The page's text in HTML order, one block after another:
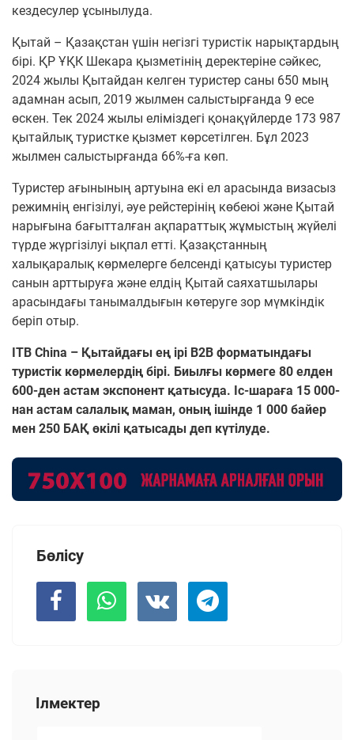
кездесулер ұсынылуда.
Қытай – Қазақстан үшін негізгі туристік нарықтардың
бірі. ҚР ҰҚК Шекара қызметінің деректеріне сәйкес,
2024 жылы Қытайдан келген туристер саны 650 мың
адамнан асып, 2019 жылмен салыстырғанда 9 есе
өскен. Тек 2024 жылы еліміздегі қонақүйлерде 173 987
қытайлық туристке қызмет көрсетілген. Бұл 2023
жылмен салыстырғанда 66%-ға көп.
Туристер ағынының артуына екі ел арасында визасыз
режимнің енгізілуі, әуе рейстерінің көбеюі және Қытай
нарығына бағытталған ақпараттық жұмыстың жүйелі
түрде жүргізілуі ықпал етті. Қазақстанның
халықаралық көрмелерге белсенді қатысуы туристер
санын арттыруға және елдің Қытай саяхатшылары
арасындағы танымалдығын көтеруге зор мүмкіндік
беріп отыр.
ITB China – Қытайдағы ең ірі B2B форматындағы
туристік көрмелердің бірі. Биылғы көрмеге 80 елден
600-ден астам экспонент қатысуда. Іс-шараға 15 000-
нан астам салалық маман, оның ішінде 1 000 байер
мен 250 БАҚ өкілі қатысады деп күтілуде.
Бөлісу
Ілмектер